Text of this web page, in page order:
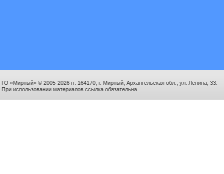
ГО «Мирный» © 2005-2026 гг. 164170, г. Мирный, Архангельская обл., ул. Ленина, 33.
При использовании материалов ссылка обязательна.